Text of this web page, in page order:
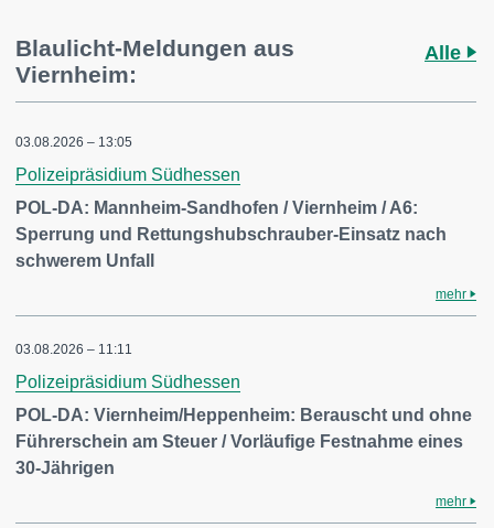
Blaulicht-Meldungen aus
Viernheim:
Alle
03.08.2026 – 13:05
Polizeipräsidium Südhessen
POL-DA: Mannheim-Sandhofen / Viernheim / A6:
Sperrung und Rettungshubschrauber-Einsatz nach
schwerem Unfall
mehr
03.08.2026 – 11:11
Polizeipräsidium Südhessen
POL-DA: Viernheim/Heppenheim: Berauscht und ohne
Führerschein am Steuer / Vorläufige Festnahme eines
30-Jährigen
mehr